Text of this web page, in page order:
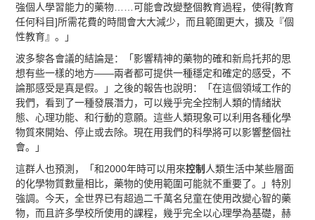
強個人學習能力的藥物……可能會改變整個教育過程，使得[教育
任何科目]所需花費的時間會大大減少，而且範圍更大，擴及『個
性教育』。」
波多黎各會議的結論是：「影響精神的藥物的確和新烏托邦的思
想有些一樣的地方——兩者都可提供一種穩定和確定的感受，不
論那感受是真是假。」之後的報告也說明：「在這個領域工作的
我們，看到了一種發展潛力，可以幾乎完全控制人類的情緒狀
態、心理功能、和行動的意願。這些人類現象可以利用各種化學
物質來開始、停止或去除。現在用我們的科學將可以影響整個社
會。」
這群人也預測，「和2000年時可以用來控制 人類生活中某些層面
的化學物質數量相比，藥物的使用範圍可能就不重要了。」特別
強調。今天，全世界已有超過二千萬名兒童在使用改變心智的藥
物，而且許多學校所使用的課程，幾乎完全以心理學為基礎，赫